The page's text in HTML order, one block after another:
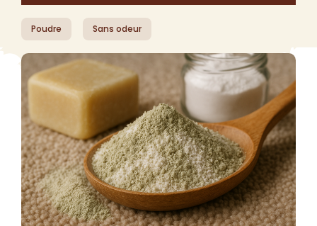
Poudre Sans odeur